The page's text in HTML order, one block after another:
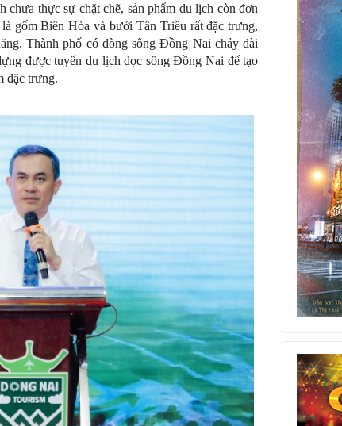
thực sự chặt chẽ, sản phẩm du lịch còn đơn
gốm Biên Hòa và bưởi Tân Triều rất đặc trưng,
Thành phố có dòng sông Đồng Nai chảy dài
được tuyến du lịch dọc sông Đồng Nai để tạo
đặc trưng.